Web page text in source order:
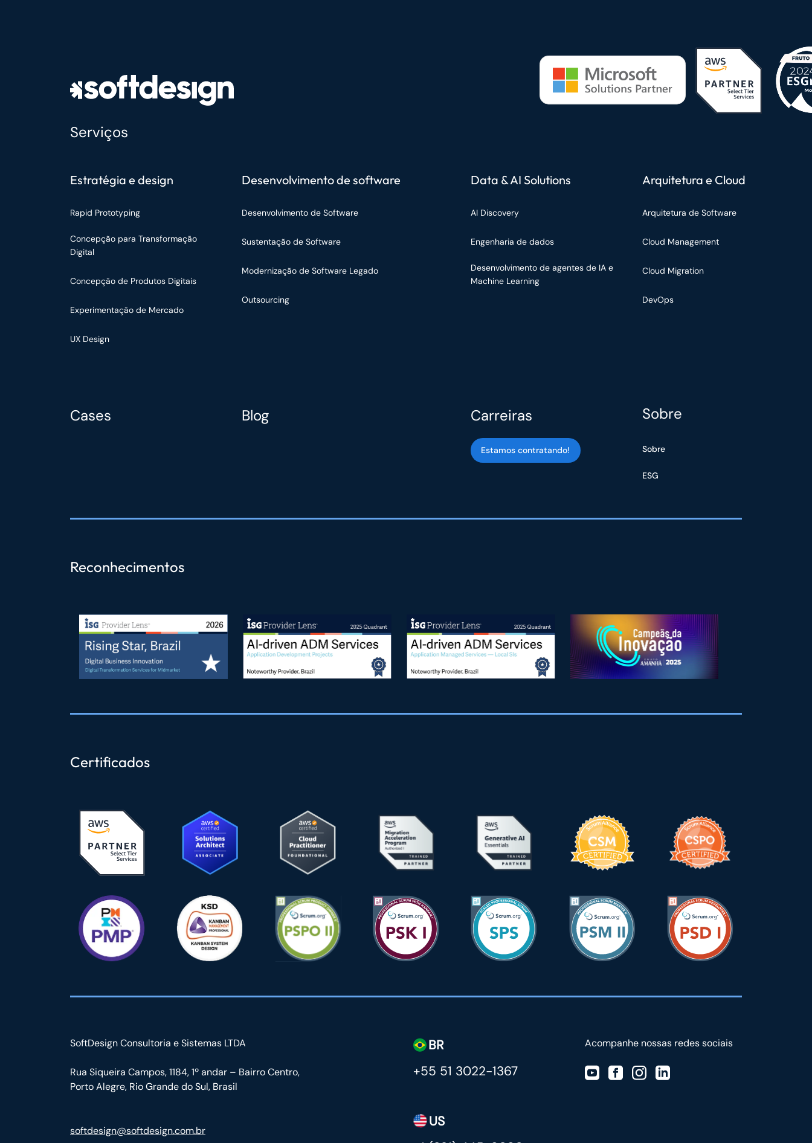
Serviços
Estratégia e design
Rapid Prototyping
Concepção para Transformação
Digital
Concepção de Produtos Digitais
Experimentação de Mercado
UX Design
Desenvolvimento de software
Desenvolvimento de Software
Sustentação de Software
Modernização de Software Legado
Outsourcing
Data & AI Solutions
AI Discovery
Engenharia de dados
Desenvolvimento de agentes de IA e
Machine Learning
Arquitetura e Cloud
Arquitetura de Software
Cloud Management
Cloud Migration
DevOps
Cases Blog Carreiras
Estamos contratando!
Sobre
Sobre
ESG
Reconhecimentos
Certificados
SoftDesign Consultoria e Sistemas LTDA
Rua Siqueira Campos, 1184, 1º andar – Bairro Centro,
Porto Alegre, Rio Grande do Sul, Brasil
softdesign@softdesign.com.br
BR
+55 51 3022-1367
US
Acompanhe nossas redes sociais